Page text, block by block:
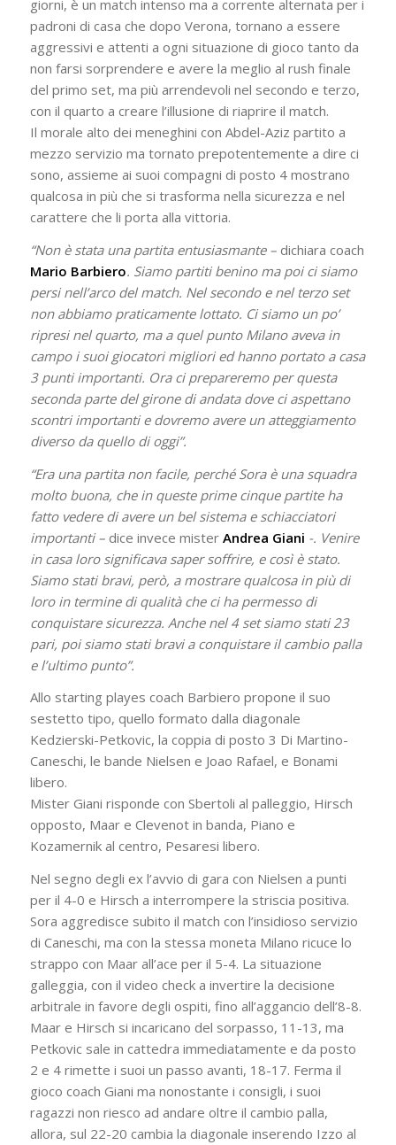
giorni, è un match intenso ma a corrente alternata per i
padroni di casa che dopo Verona, tornano a essere
aggressivi e attenti a ogni situazione di gioco tanto da
non farsi sorprendere e avere la meglio al rush finale
del primo set, ma più arrendevoli nel secondo e terzo,
con il quarto a creare l’illusione di riaprire il match.
Il morale alto dei meneghini con Abdel-Aziz partito a
mezzo servizio ma tornato prepotentemente a dire ci
sono, assieme ai suoi compagni di posto 4 mostrano
qualcosa in più che si trasforma nella sicurezza e nel
carattere che li porta alla vittoria.
“Non è stata una partita entusiasmante – dichiara coach
Mario Barbiero. Siamo partiti benino ma poi ci siamo
persi nell’arco del match. Nel secondo e nel terzo set
non abbiamo praticamente lottato. Ci siamo un po’
ripresi nel quarto, ma a quel punto Milano aveva in
campo i suoi giocatori migliori ed hanno portato a casa
3 punti importanti. Ora ci prepareremo per questa
seconda parte del girone di andata dove ci aspettano
scontri importanti e dovremo avere un atteggiamento
diverso da quello di oggi”.
“Era una partita non facile, perché Sora è una squadra
molto buona, che in queste prime cinque partite ha
fatto vedere di avere un bel sistema e schiacciatori
importanti – dice invece mister Andrea Giani -. Venire
in casa loro significava saper soffrire, e così è stato.
Siamo stati bravi, però, a mostrare qualcosa in più di
loro in termine di qualità che ci ha permesso di
conquistare sicurezza. Anche nel 4 set siamo stati 23
pari, poi siamo stati bravi a conquistare il cambio palla
e l’ultimo punto”.
Allo starting playes coach Barbiero propone il suo
sestetto tipo, quello formato dalla diagonale
Kedzierski-Petkovic, la coppia di posto 3 Di Martino-
Caneschi, le bande Nielsen e Joao Rafael, e Bonami
libero.
Mister Giani risponde con Sbertoli al palleggio, Hirsch
opposto, Maar e Clevenot in banda, Piano e
Kozamernik al centro, Pesaresi libero.
Nel segno degli ex l’avvio di gara con Nielsen a punti
per il 4-0 e Hirsch a interrompere la striscia positiva.
Sora aggredisce subito il match con l’insidioso servizio
di Caneschi, ma con la stessa moneta Milano ricuce lo
strappo con Maar all’ace per il 5-4. La situazione
galleggia, con il video check a invertire la decisione
arbitrale in favore degli ospiti, fino all’aggancio dell’8-8.
Maar e Hirsch si incaricano del sorpasso, 11-13, ma
Petkovic sale in cattedra immediatamente e da posto
2 e 4 rimette i suoi un passo avanti, 18-17. Ferma il
gioco coach Giani ma nonostante i consigli, i suoi
ragazzi non riesco ad andare oltre il cambio palla,
allora, sul 22-20 cambia la diagonale inserendo Izzo al